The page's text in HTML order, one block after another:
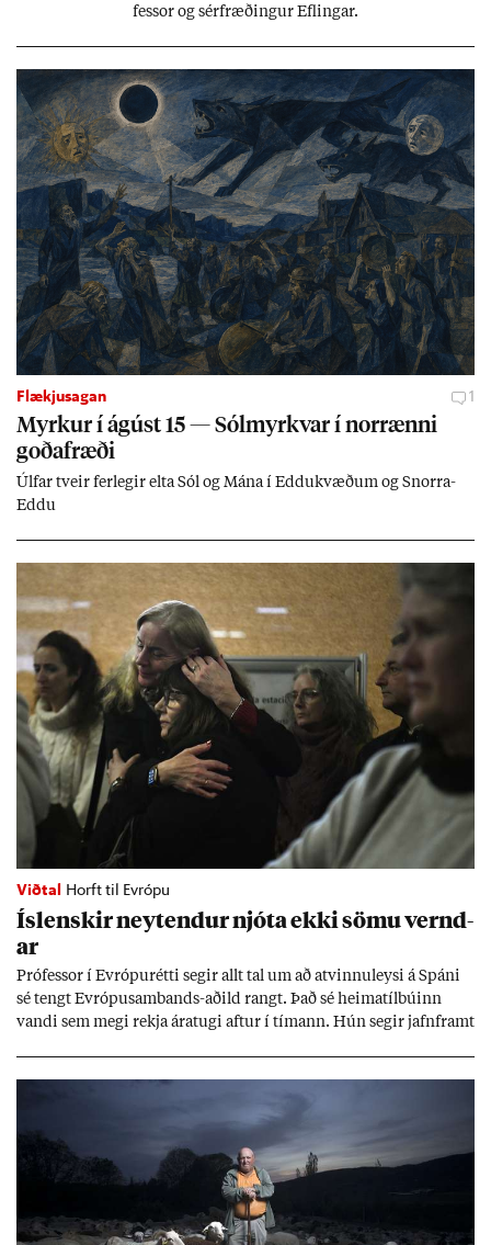
fess­or og sér­fræð­ing­ur Efl­ing­ar.
Flækjusagan 1
Myrk­ur í ág­úst 15 — Sól­myrkv­ar í nor­rænni
goða­fræði
Úlf­ar tveir fer­leg­ir elta Sól og Mána í Eddu­kvæð­um og Snorra-
Eddu
Viðtal Horft til Evrópu
Ís­lensk­ir neyt­end­ur njóta ekki sömu vernd­
ar
Pró­fess­or í Evr­ópu­rétti seg­ir allt tal um að at­vinnu­leysi á Spáni
sé tengt Evr­ópu­sam­bands-að­ild rangt. Það sé heima­tíl­bú­inn
vandi sem megi rekja ára­tugi aft­ur í tím­ann. Hún seg­ir jafn­framt